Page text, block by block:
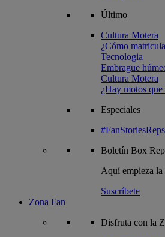
Último
Cultura Motera
¿Cómo
Tecnologia
Embrague
Cultura Motera
¿Hay motos
Especiales
Boletín Box
Aquí empieza la
Suscríbete
Zona Fan
Disfruta con la